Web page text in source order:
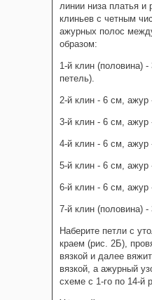
линии низа платья и
клиньев с четным
ажурных полос
образом:
1-й клин (половина)
петель).
2-й клин - 6 см, ажур
3-й клин - 6 см, ажур
4-й клин - 6 см, ажур
5-й клин - 6 см, ажур
6-й клин - 6 см, ажур
7-й клин (половина) -
Наберите петли с
краем (рис. 2Б),
вязкой и далее
вязкой, а ажурный
схеме с 1-го по 14-й